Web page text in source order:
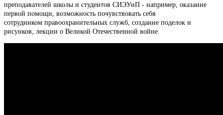
преподавателей школы и студентов СИЭУиП - например, оказание
первой помощи, возможность почувствовать себя
сотрудником правоохранительных служб, создание поделок и
рисунков, лекции о Великой Отечественной войне.